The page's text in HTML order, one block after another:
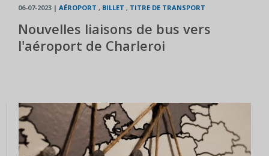
06-07-2023 | AÉROPORT , BILLET , TITRE DE TRANSPORT
Nouvelles liaisons de bus vers
l'aéroport de Charleroi